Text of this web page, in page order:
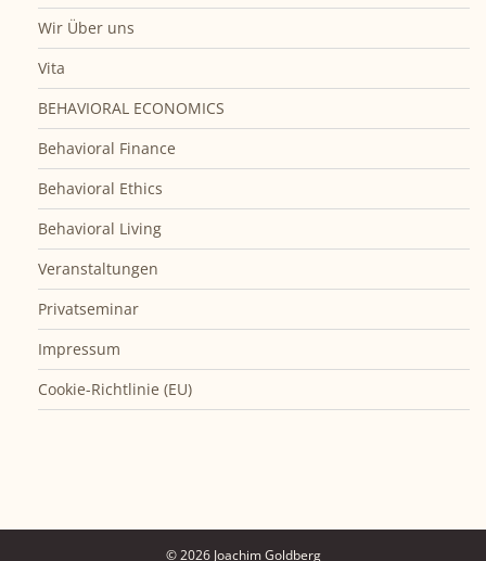
Wir Über uns
Vita
BEHAVIORAL ECONOMICS
Behavioral Finance
Behavioral Ethics
Behavioral Living
Veranstaltungen
Privatseminar
Impressum
Cookie-Richtlinie (EU)
© 2026 Joachim Goldberg